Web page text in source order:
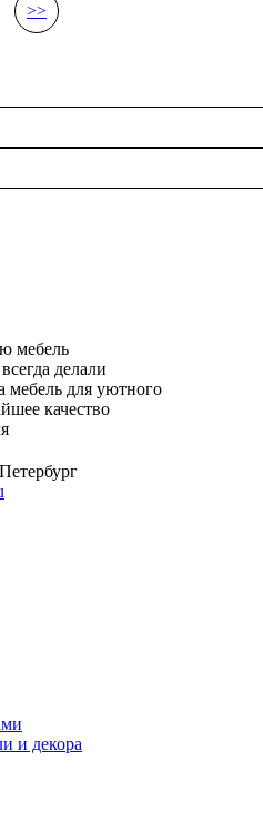
>>
мебель
делали
мебель для уютного
качество
и декора